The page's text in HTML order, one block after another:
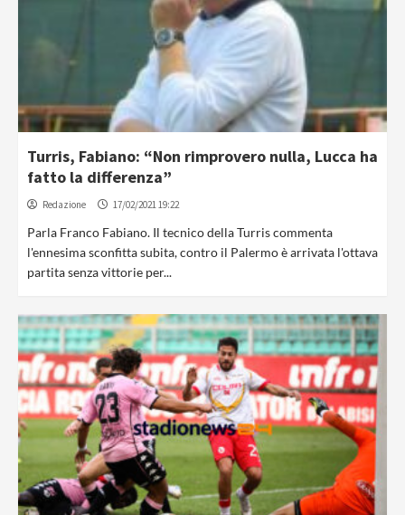
Turris, Fabiano: “Non rimprovero nulla, Lucca ha
fatto la differenza”
Redazione 17/02/2021 19:22
Parla Franco Fabiano. Il tecnico della Turris commenta
l'ennesima sconfitta subita, contro il Palermo è arrivata l'ottava
partita senza vittorie per...